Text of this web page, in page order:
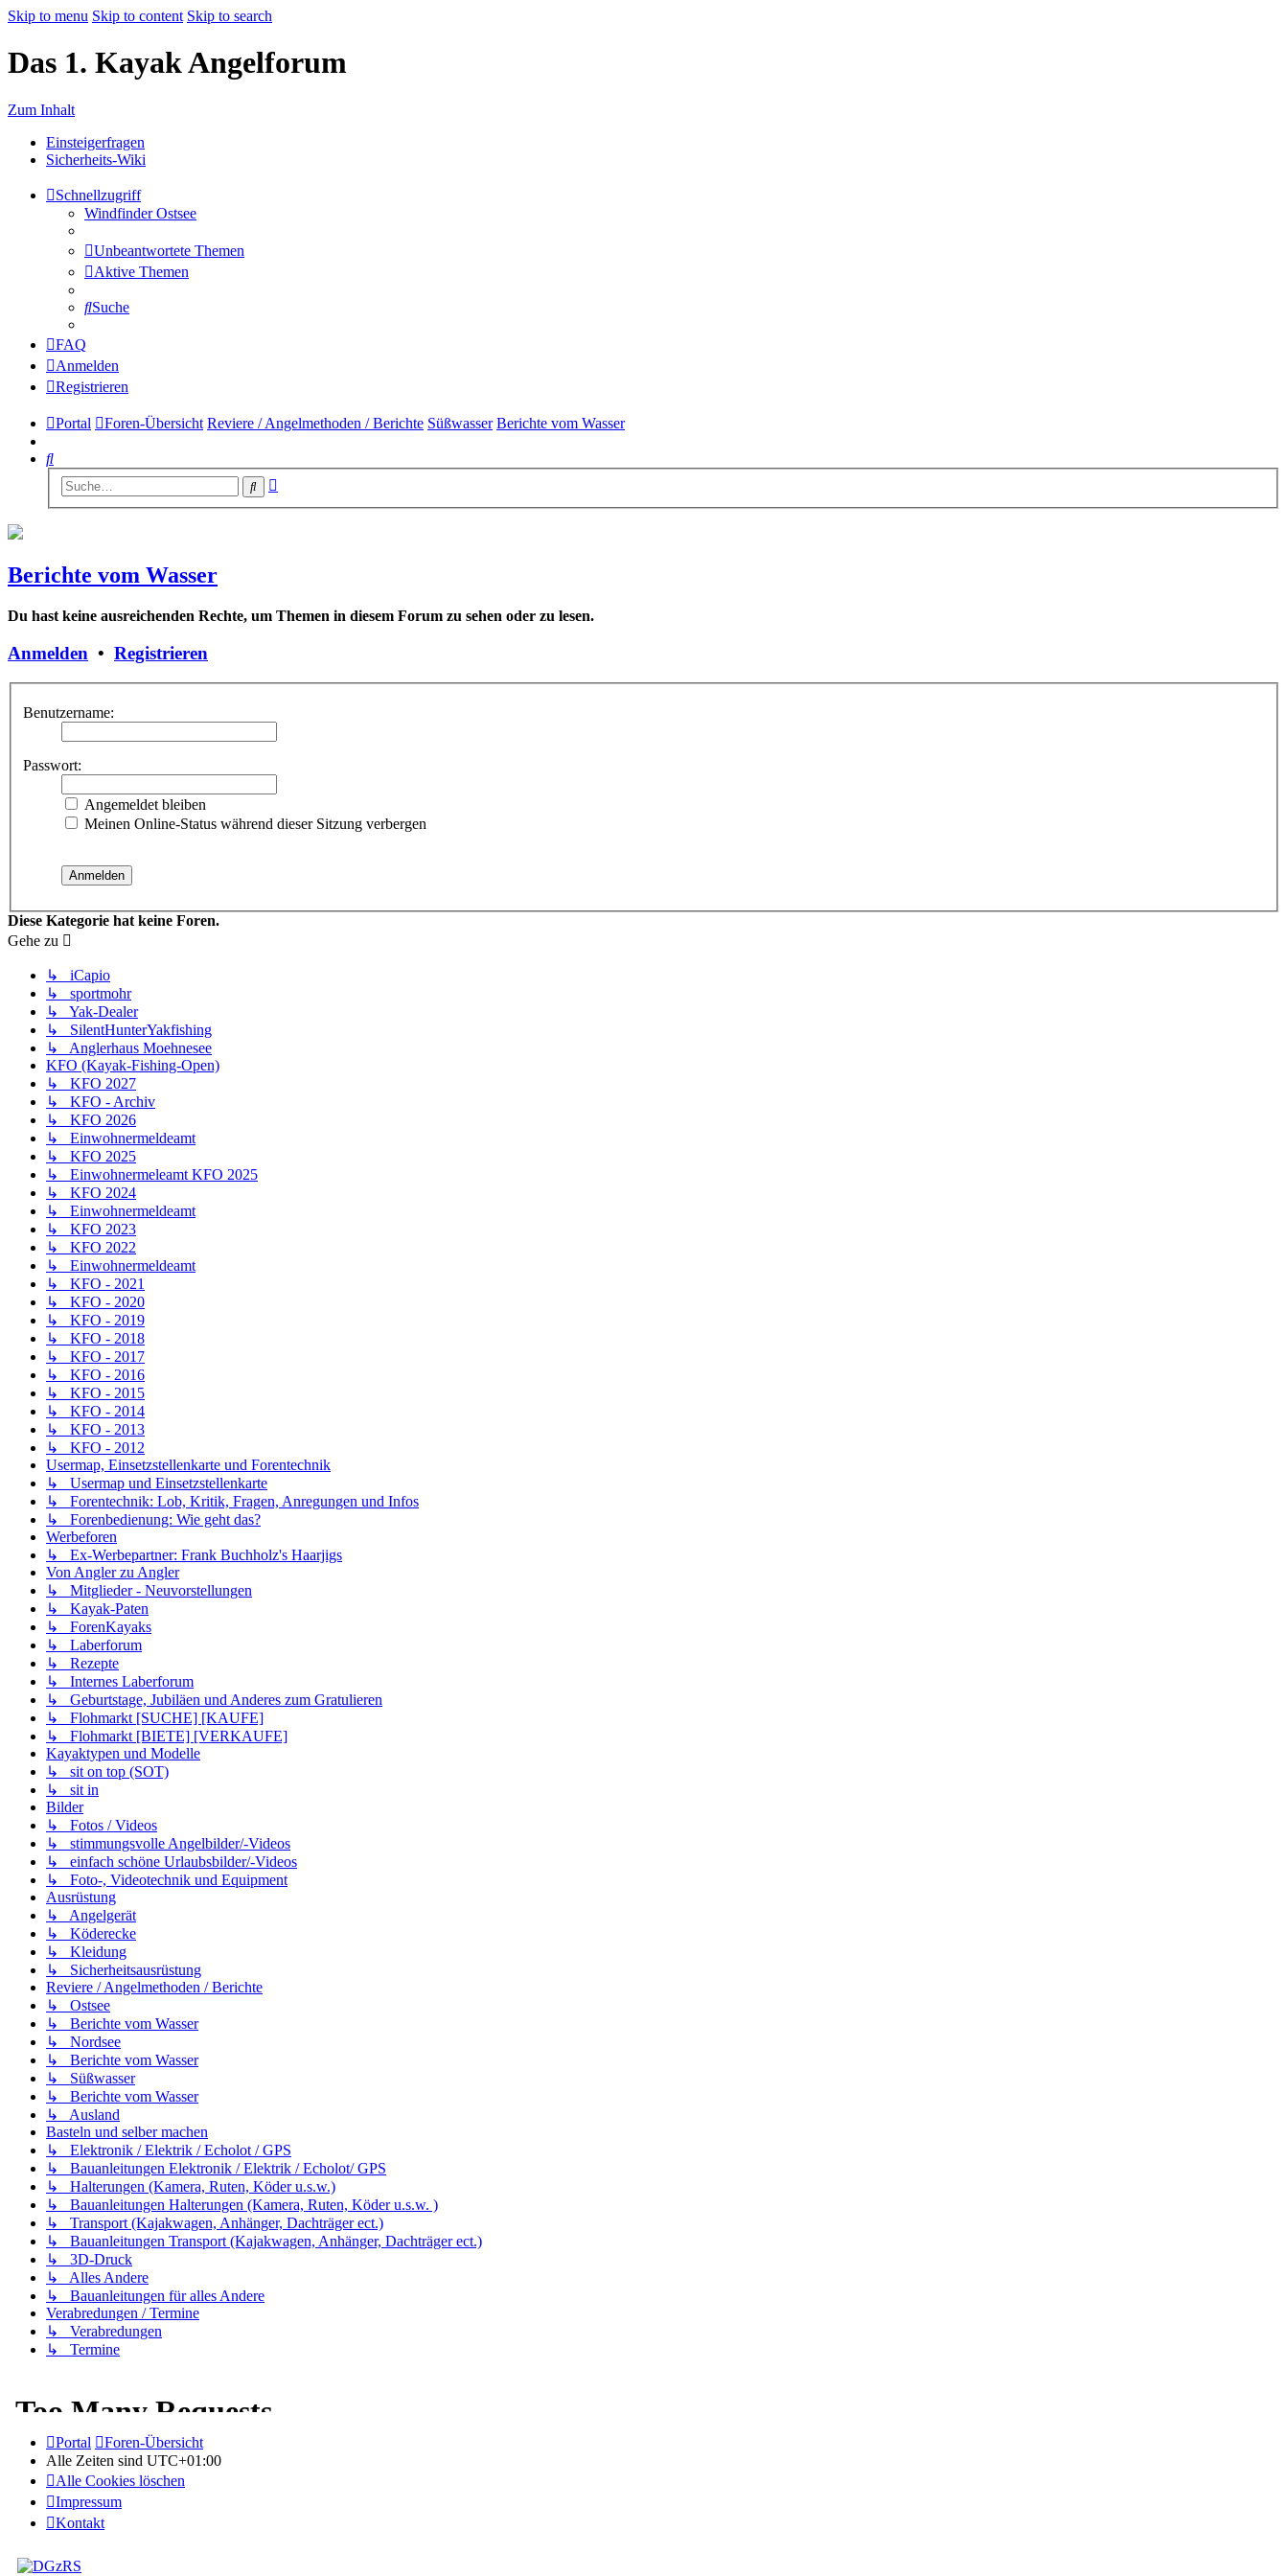
Skip to menu Skip to content Skip to search
Das 1. Kayak Angelforum
Zum Inhalt
Einsteigerfragen
Sicherheits-Wiki
Schnellzugriff
Windfinder Ostsee
Unbeantwortete Themen
Aktive Themen
Suche
FAQ
Anmelden
Registrieren
Portal Foren-Übersicht Reviere / Angelmethoden / Berichte Süßwasser Berichte vom Wasser
Suche
Suche
Berichte vom Wasser
Du hast keine ausreichenden Rechte, um Themen in diesem Forum zu sehen oder zu lesen.
Anmelden • Registrieren
Benutzername:
Passwort:
Angemeldet bleiben
Meinen Online-Status während dieser Sitzung verbergen
Diese Kategorie hat keine Foren.
Gehe zu
↳ iCapio
↳ sportmohr
↳ Yak-Dealer
↳ SilentHunterYakfishing
↳ Anglerhaus Moehnesee
KFO (Kayak-Fishing-Open)
↳ KFO 2027
↳ KFO - Archiv
↳ KFO 2026
↳ Einwohnermeldeamt
↳ KFO 2025
↳ Einwohnermeleamt KFO 2025
↳ KFO 2024
↳ Einwohnermeldeamt
↳ KFO 2023
↳ KFO 2022
↳ Einwohnermeldeamt
↳ KFO - 2021
↳ KFO - 2020
↳ KFO - 2019
↳ KFO - 2018
↳ KFO - 2017
↳ KFO - 2016
↳ KFO - 2015
↳ KFO - 2014
↳ KFO - 2013
↳ KFO - 2012
Usermap, Einsetzstellenkarte und Forentechnik
↳ Usermap und Einsetzstellenkarte
↳ Forentechnik: Lob, Kritik, Fragen, Anregungen und Infos
↳ Forenbedienung: Wie geht das?
Werbeforen
↳ Ex-Werbepartner: Frank Buchholz's Haarjigs
Von Angler zu Angler
↳ Mitglieder - Neuvorstellungen
↳ Kayak-Paten
↳ ForenKayaks
↳ Laberforum
↳ Rezepte
↳ Internes Laberforum
↳ Geburtstage, Jubiläen und Anderes zum Gratulieren
↳ Flohmarkt [SUCHE] [KAUFE]
↳ Flohmarkt [BIETE] [VERKAUFE]
Kayaktypen und Modelle
↳ sit on top (SOT)
↳ sit in
Bilder
↳ Fotos / Videos
↳ stimmungsvolle Angelbilder/-Videos
↳ einfach schöne Urlaubsbilder/-Videos
↳ Foto-, Videotechnik und Equipment
Ausrüstung
↳ Angelgerät
↳ Köderecke
↳ Kleidung
↳ Sicherheitsausrüstung
Reviere / Angelmethoden / Berichte
↳ Ostsee
↳ Berichte vom Wasser
↳ Nordsee
↳ Berichte vom Wasser
↳ Süßwasser
↳ Berichte vom Wasser
↳ Ausland
Basteln und selber machen
↳ Elektronik / Elektrik / Echolot / GPS
↳ Bauanleitungen Elektronik / Elektrik / Echolot/ GPS
↳ Halterungen (Kamera, Ruten, Köder u.s.w.)
↳ Bauanleitungen Halterungen (Kamera, Ruten, Köder u.s.w. )
↳ Transport (Kajakwagen, Anhänger, Dachträger ect.)
↳ Bauanleitungen Transport (Kajakwagen, Anhänger, Dachträger ect.)
↳ 3D-Druck
↳ Alles Andere
↳ Bauanleitungen für alles Andere
Verabredungen / Termine
↳ Verabredungen
↳ Termine
Portal
Foren-Übersicht
Alle Zeiten sind UTC+01:00
Alle Cookies löschen
Impressum
Kontakt